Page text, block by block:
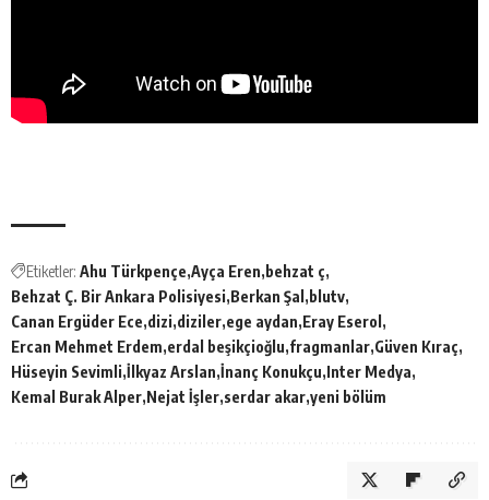
Etiketler: Ahu Türkpençe Ayça Eren behzat ç
Behzat Ç. Bir Ankara Polisiyesi Berkan Şal
blutv
Canan Ergüder Ece dizi diziler ege aydan Eray Eserol
Ercan Mehmet Erdem erdal beşikçioğlu fragmanlar Güven Kıraç
Hüseyin Sevimli İlkyaz Arslan İnanç Konukçu Inter Medya
Kemal Burak Alper Nejat İşler serdar akar yeni bölüm